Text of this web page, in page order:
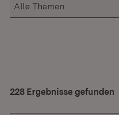
228 Ergebnisse gefunden